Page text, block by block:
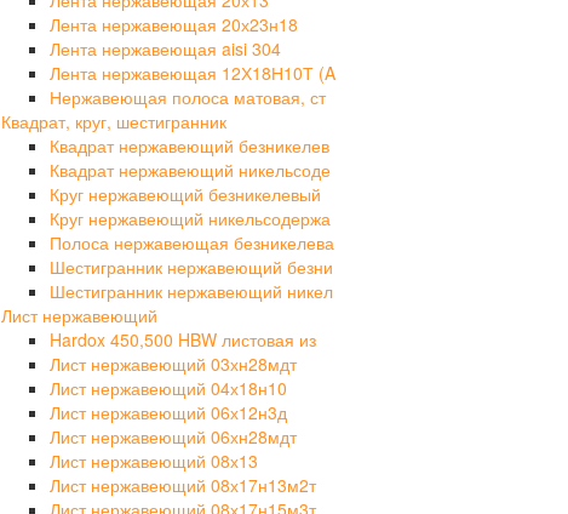
Лента нержавеющая 20х23н18
Лента нержавеющая aisi 304
Лента нержавеющая 12Х18Н10Т (A
Нержавеющая полоса матовая, ст
Квадрат, круг, шестигранник
Квадрат нержавеющий безникелев
Квадрат нержавеющий никельсоде
Круг нержавеющий безникелевый
Круг нержавеющий никельсодержа
Полоса нержавеющая безникелева
Шестигранник нержавеющий безни
Шестигранник нержавеющий никел
Лист нержавеющий
Hardox 450,500 HBW листовая из
Лист нержавеющий 03хн28мдт
Лист нержавеющий 04х18н10
Лист нержавеющий 06х12н3д
Лист нержавеющий 06хн28мдт
Лист нержавеющий 08х13
Лист нержавеющий 08х17н13м2т
Лист нержавеющий 08х17н15м3т